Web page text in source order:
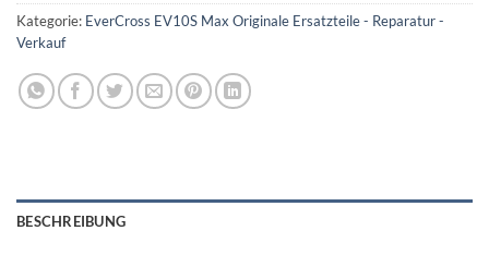
Kategorie: EverCross EV10S Max Originale Ersatzteile - Reparatur -
Verkauf
BESCHREIBUNG